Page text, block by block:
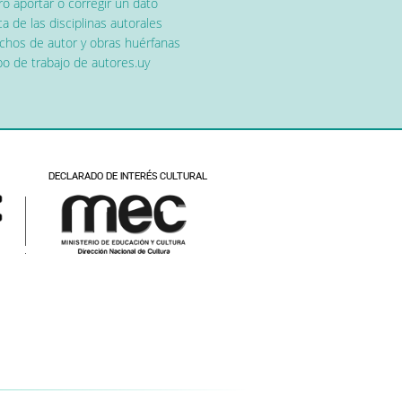
de las disciplinas autorales
de autor y obras huérfanas
de trabajo de autores.uy